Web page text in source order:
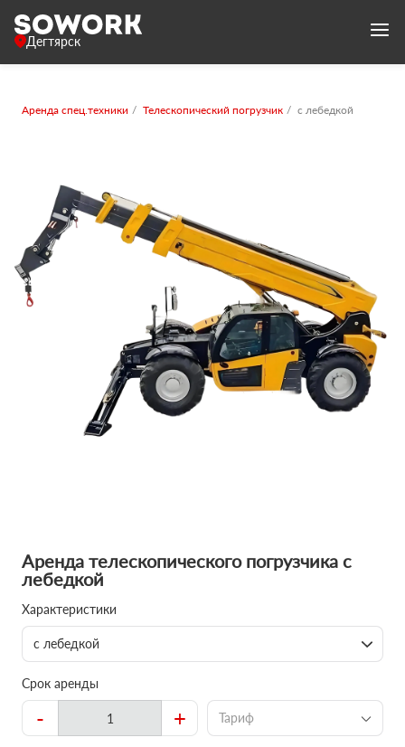
Дегтярск
Аренда спец.техники Телескопический погрузчик с лебедкой
Аренда телескопического погрузчика с
лебедкой
Характеристики
с лебедкой
Срок аренды
- + Тариф